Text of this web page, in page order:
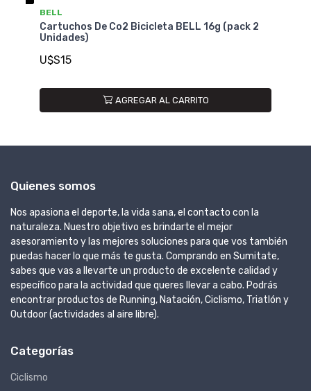
BELL
Cartuchos De Co2 Bicicleta BELL 16g (pack 2
Unidades)
U$S15
AGREGAR AL CARRITO
Quienes somos
Nos apasiona el deporte, la vida sana, el contacto con la
naturaleza. Nuestro objetivo es brindarte el mejor
asesoramiento y las mejores soluciones para que vos también
puedas hacer lo que más te gusta. Comprando en Sumitate,
sabes que vas a llevarte un producto de excelente calidad y
específico para la actividad que queres llevar a cabo. Podrás
encontrar productos de Running, Natación, Ciclismo, Triatlón y
Outdoor (actividades al aire libre).
Categorías
Ciclismo